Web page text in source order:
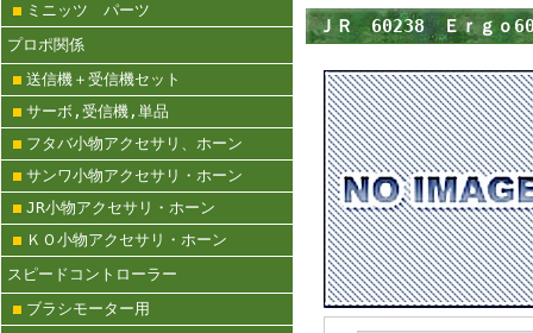
ミニッツ パーツ
プロポ関係
送信機＋受信機セット
サーボ,受信機,単品
フタバ小物アクセサリ、ホーン
サンワ小物アクセサリ・ホーン
JR小物アクセサリ・ホーン
ＫＯ小物アクセサリ・ホーン
スピードコントローラー
ブラシモーター用
ＪＲ 60238 Ｅｒｇｏ